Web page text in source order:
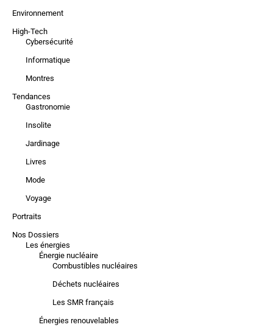
Environnement
High-Tech
Cybersécurité
Informatique
Montres
Tendances
Gastronomie
Insolite
Jardinage
Livres
Mode
Voyage
Portraits
Nos Dossiers
Les énergies
Énergie nucléaire
Combustibles nucléaires
Déchets nucléaires
Les SMR français
Énergies renouvelables